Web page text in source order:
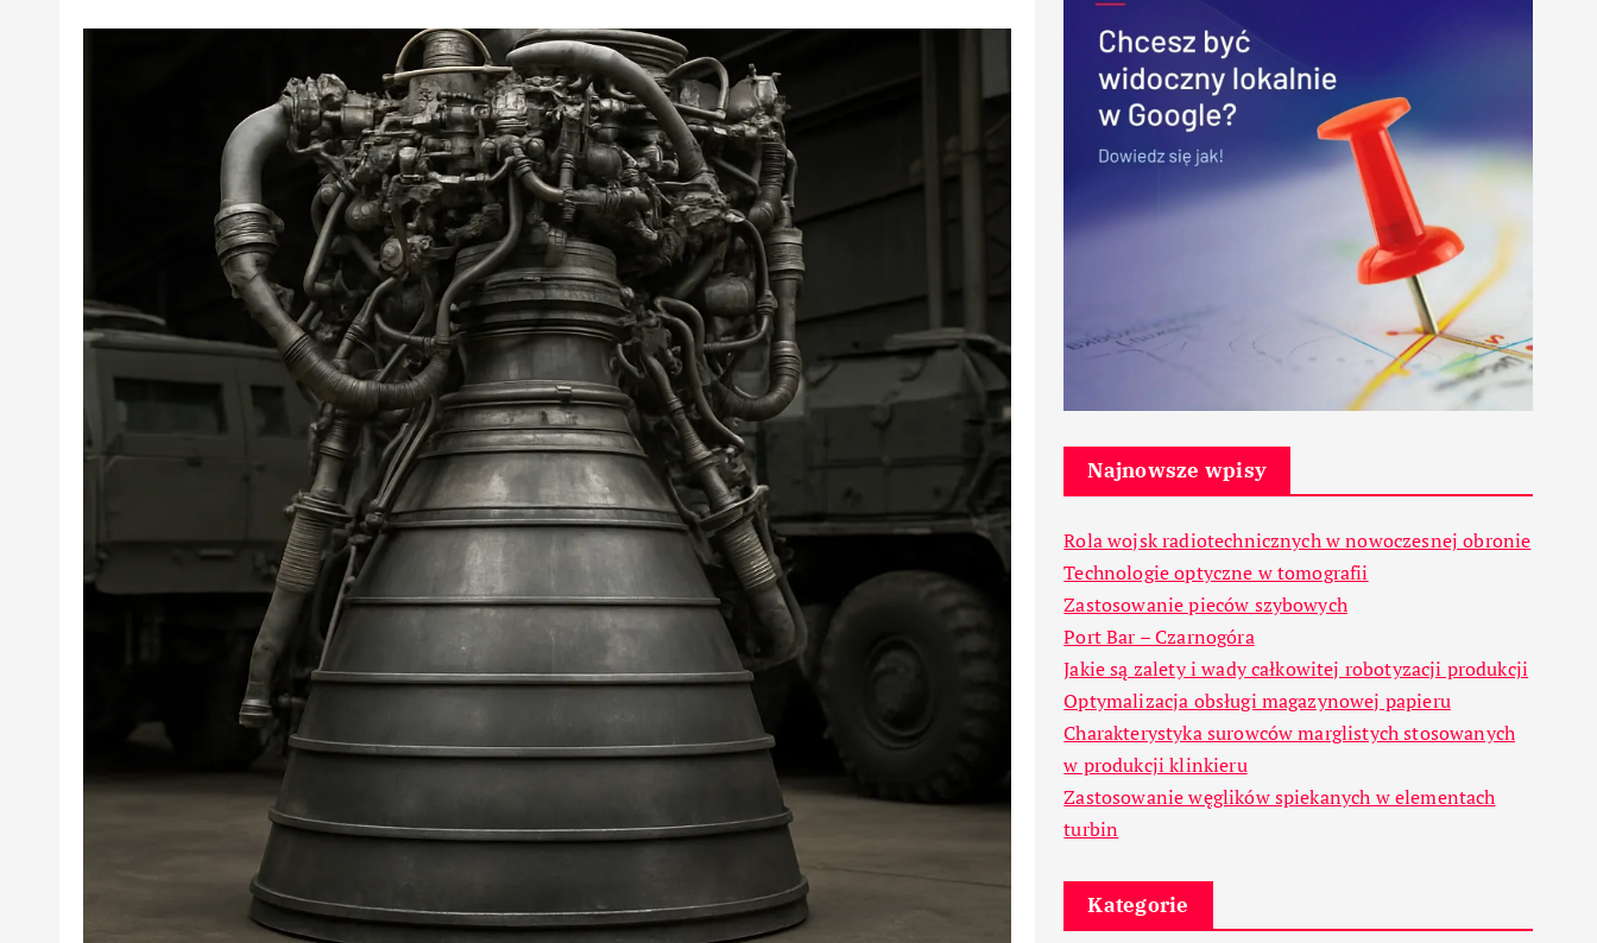
Najnowsze wpisy
Rola wojsk radiotechnicznych w nowoczesnej obronie
Technologie optyczne w tomografii
Zastosowanie pieców szybowych
Port Bar – Czarnogóra
Jakie są zalety i wady całkowitej robotyzacji produkcji
Optymalizacja obsługi magazynowej papieru
Charakterystyka surowców marglistych stosowanych
w produkcji klinkieru
Zastosowanie węglików spiekanych w elementach
turbin
Kategorie